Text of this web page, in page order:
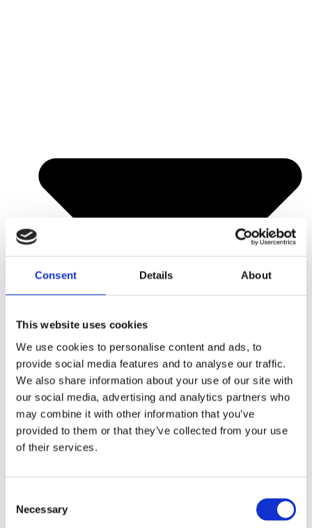
Consent Details About
This website uses cookies
We use cookies to personalise content and ads, to
provide social media features and to analyse our traffic.
We also share information about your use of our site with
our social media, advertising and analytics partners who
may combine it with other information that you’ve
provided to them or that they’ve collected from your use
of their services.
Selection
Necessary
Udvalg